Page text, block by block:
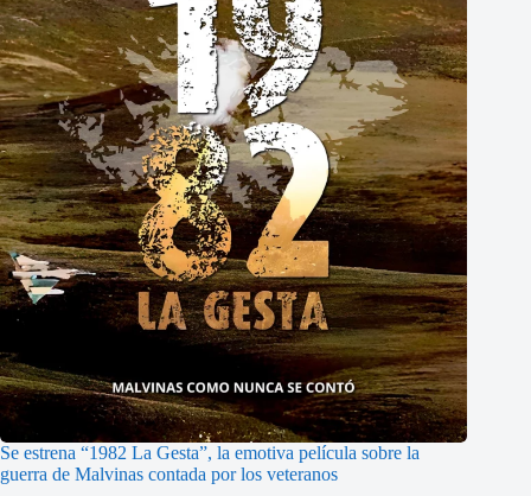
Se estrena “1982 La Gesta”, la emotiva película sobre la
guerra de Malvinas contada por los veteranos